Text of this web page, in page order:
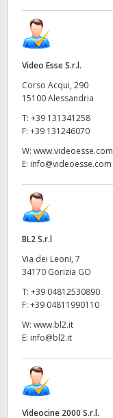
Video Esse S.r.l.
Corso Acqui, 290
15100 Alessandria
T: +39 131341258
F: +39 131246070
W: www.videoesse.com
E: info@videoesse.com
BL2 S.r.l
Via dei Leoni, 7
34170 Gorizia GO
T: +39 04812530890
F: +39 04811990110
W: www.bl2.it
E: info@bl2.it
Videocine 2000 S.r.l.